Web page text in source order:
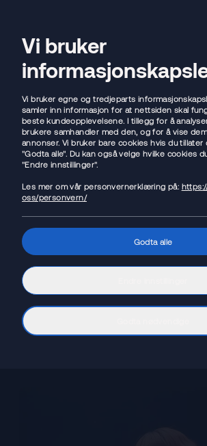
Få boliglån med best
rente uten å prute
🤑 Gebyrfritt boliglån
💸 Mulighet for kundeutbytte
🥇 EPSI - Norges
mest fornøyde
Sjekk din pris og flytt boliglånet
Vi bruker
Vi bruker egne og tredjeparts
samler inn informasjon for at nettsiden skal
beste kundeopplevelsene. I tillegg for å
brukere samhandler med den, og for å vise
annonser. Vi bruker bare cookies hvis du
"Godta alle". Du kan også velge hvilke cookies
"Endre innstillinger".
Les mer om vår personvernerklæring på:
oss/personvern/
Godta alle